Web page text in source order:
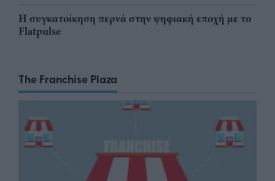
Η συγκατοίκηση περνά στην ψηφιακή εποχή με το
Flatpulse
The Franchise Plaza